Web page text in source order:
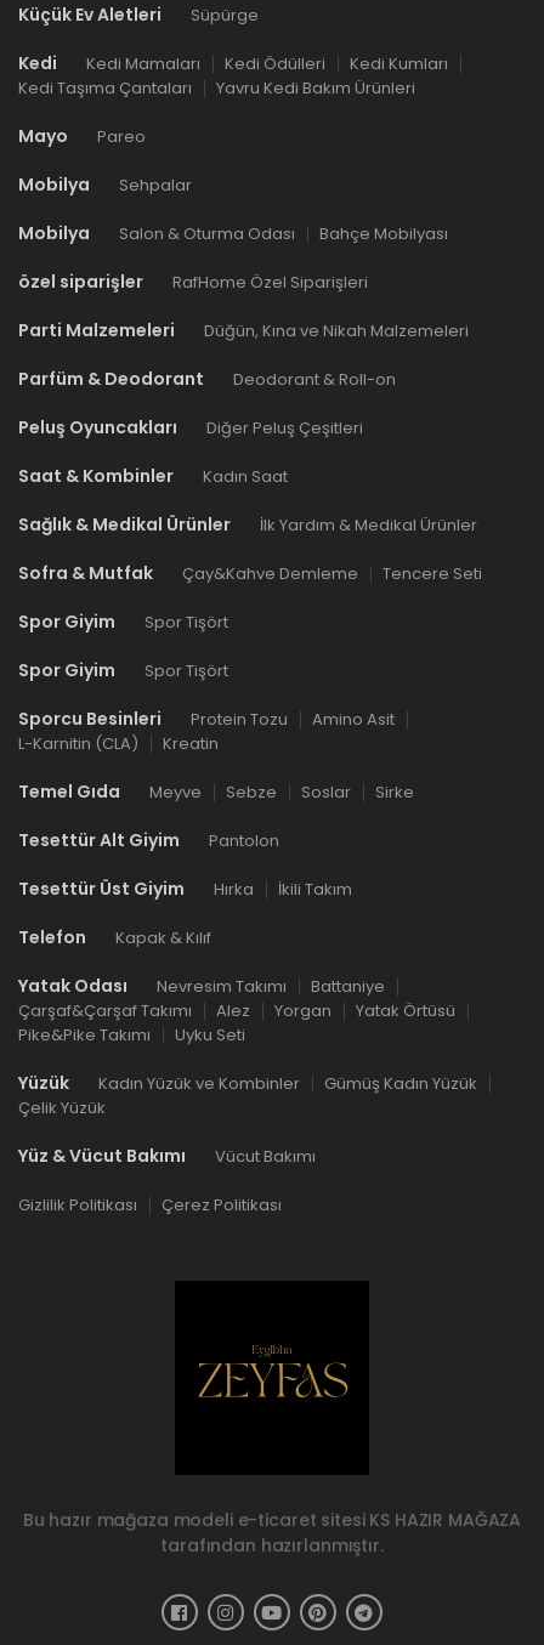
Küçük Ev Aletleri Süpürge
Kedi Kedi Mamaları Kedi Ödülleri
Kedi Kumları
Kedi Taşıma Çantaları
Yavru Kedi Bakım Ürünleri
Mayo Pareo
Mobilya Sehpalar
Mobilya Salon & Oturma Odası Bahçe Mobilyası
özel siparişler RafHome Özel Siparişleri
Parti Malzemeleri Düğün, Kına ve Nikah Malzemeleri
Parfüm & Deodorant Deodorant & Roll-on
Peluş Oyuncakları Diğer Peluş Çeşitleri
Saat & Kombinler Kadın Saat
Sağlık & Medikal Ürünler İlk Yardım & Medikal Ürünler
Sofra & Mutfak Çay&Kahve Demleme Tencere Seti
Spor Giyim Spor Tişört
Spor Giyim Spor Tişört
Sporcu Besinleri Protein Tozu
Amino Asit
L-Karnitin (CLA)
Kreatin
Temel Gıda Meyve Sebze Soslar Sirke
Tesettür Alt Giyim Pantolon
Tesettür Üst Giyim Hırka İkili Takım
Telefon Kapak & Kılıf
Yatak Odası Nevresim Takımı
Battaniye
Çarşaf&Çarşaf Takımı
Alez Yorgan
Yatak Örtüsü
Pike&Pike Takımı
Uyku Seti
Yüzük Kadın Yüzük ve Kombinler
Gümüş Kadın Yüzük
Çelik Yüzük
Yüz & Vücut Bakımı Vücut Bakımı
Gizlilik Politikası Çerez Politikası
Bu hazır mağaza modeli e-ticaret sitesi KS HAZIR MAĞAZA
tarafından hazırlanmıştır.